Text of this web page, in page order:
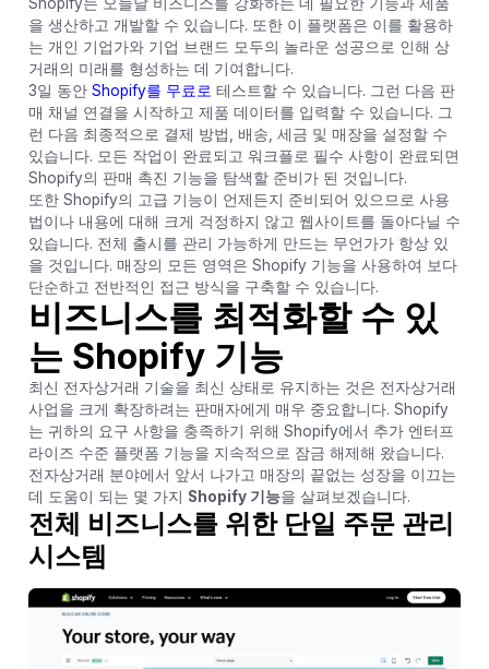
을 생산하고 개발할 수 있습니다. 또한 이 플랫폼은 이를 활용하
는 개인 기업가와 기업 브랜드 모두의 놀라운 성공으로 인해 상
거래의 미래를 형성하는 데 기여합니다.
3일 동안 Shopify를 무료로 테스트할 수 있습니다. 그런 다음 판
매 채널 연결을 시작하고 제품 데이터를 입력할 수 있습니다. 그
런 다음 최종적으로 결제 방법, 배송, 세금 및 매장을 설정할 수
있습니다. 모든 작업이 완료되고 워크플로 필수 사항이 완료되면
Shopify의 판매 촉진 기능을 탐색할 준비가 된 것입니다.
또한 Shopify의 고급 기능이 언제든지 준비되어 있으므로 사용
법이나 내용에 대해 크게 걱정하지 않고 웹사이트를 돌아다닐 수
있습니다. 전체 출시를 관리 가능하게 만드는 무언가가 항상 있
을 것입니다. 매장의 모든 영역은 Shopify 기능을 사용하여 보다
단순하고 전반적인 접근 방식을 구축할 수 있습니다.
비즈니스를 최적화할 수 있
는 Shopify 기능
최신 전자상거래 기술을 최신 상태로 유지하는 것은 전자상거래
사업을 크게 확장하려는 판매자에게 매우 중요합니다. Shopify
는 귀하의 요구 사항을 충족하기 위해 Shopify에서 추가 엔터프
라이즈 수준 플랫폼 기능을 지속적으로 잠금 해제해 왔습니다.
전자상거래 분야에서 앞서 나가고 매장의 끝없는 성장을 이끄는
데 도움이 되는 몇 가지 Shopify 기능을 살펴보겠습니다.
전체 비즈니스를 위한 단일 주문 관리
시스템